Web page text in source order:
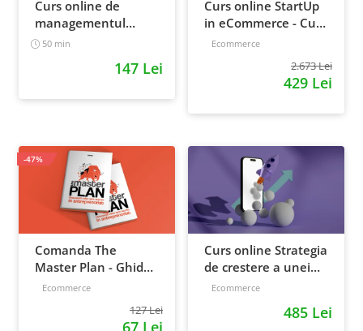
Curs online de
managementul
timpului: cum sa
50 min
147 Lei
Curs online StartUp
in eCommerce - Cum
deschizi un magazin
Ecommerce
2.673 Lei
429 Lei
Comanda The
Master Plan - Ghid
pentru antreprenori,
Ecommerce
127 Lei
-47%
Curs online Strategia
de crestere a unei
afaceri - de la idee, la
Ecommerce
485 Lei